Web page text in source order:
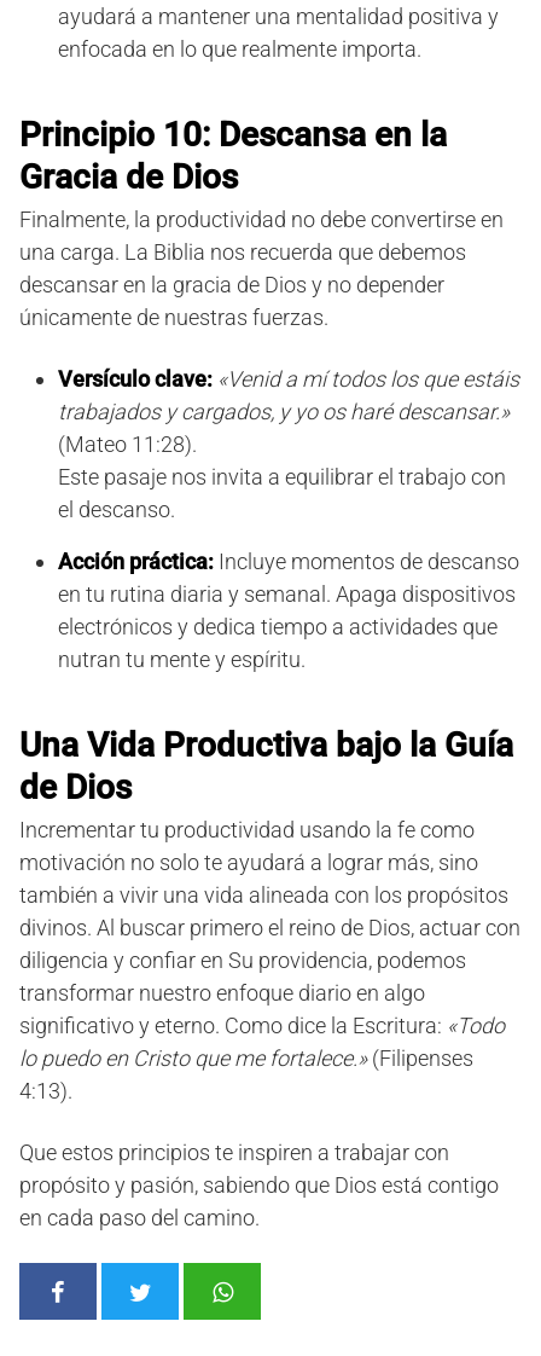
ayudará a mantener una mentalidad positiva y
enfocada en lo que realmente importa.
Principio 10: Descansa en la
Gracia de Dios
Finalmente, la productividad no debe convertirse en
una carga. La Biblia nos recuerda que debemos
descansar en la gracia de Dios y no depender
únicamente de nuestras fuerzas.
Versículo clave: «Venid a mí todos los que estáis
trabajados y cargados, y yo os haré descansar.»
(Mateo 11:28).
Este pasaje nos invita a equilibrar el trabajo con
el descanso.
Acción práctica: Incluye momentos de descanso
en tu rutina diaria y semanal. Apaga dispositivos
electrónicos y dedica tiempo a actividades que
nutran tu mente y espíritu.
Una Vida Productiva bajo la Guía
de Dios
Incrementar tu productividad usando la fe como
motivación no solo te ayudará a lograr más, sino
también a vivir una vida alineada con los propósitos
divinos. Al buscar primero el reino de Dios, actuar con
diligencia y confiar en Su providencia, podemos
transformar nuestro enfoque diario en algo
significativo y eterno. Como dice la Escritura: «Todo
lo puedo en Cristo que me fortalece.»(Filipenses
4:13).
Que estos principios te inspiren a trabajar con
propósito y pasión, sabiendo que Dios está contigo
en cada paso del camino.